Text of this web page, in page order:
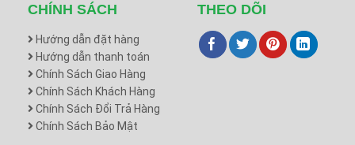
CHÍNH SÁCH
Hướng dẫn đặt hàng
Hướng dẫn thanh toán
Chính Sách Giao Hàng
Chính Sách Khách Hàng
Chính Sách Đổi Trả Hàng
Chính Sách Bảo Mật
THEO DÕI